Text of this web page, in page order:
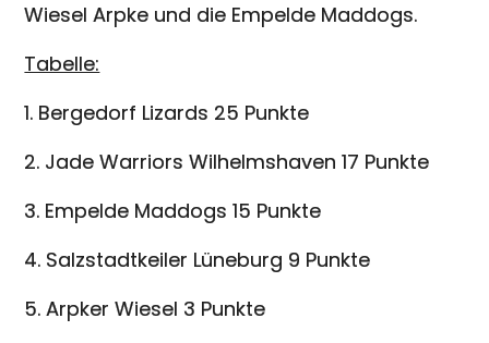
Wiesel Arpke und die Empelde Maddogs.
Tabelle:
1. Bergedorf Lizards 25 Punkte
2. Jade Warriors Wilhelmshaven 17 Punkte
3. Empelde Maddogs 15 Punkte
4. Salzstadtkeiler Lüneburg 9 Punkte
5. Arpker Wiesel 3 Punkte